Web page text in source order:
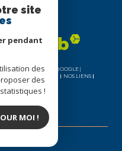
POWERED BY GOOGLE |
NOS LIENS
COOKIES
site
pendant
des
des
!
MOI !